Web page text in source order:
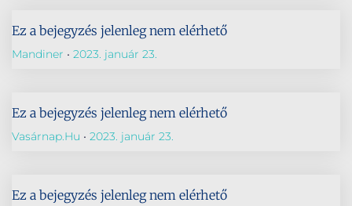
Ez a bejegyzés jelenleg nem elérhető
Mandiner 2023. január 23.
Ez a bejegyzés jelenleg nem elérhető
Vasárnap.hu 2023. január 23.
Ez a bejegyzés jelenleg nem elérhető